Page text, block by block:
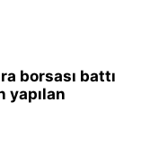
borsası battı
yapılan